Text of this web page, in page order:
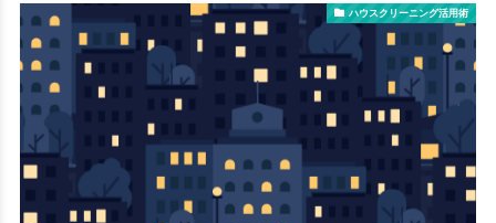
ハウスクリーニング活用術